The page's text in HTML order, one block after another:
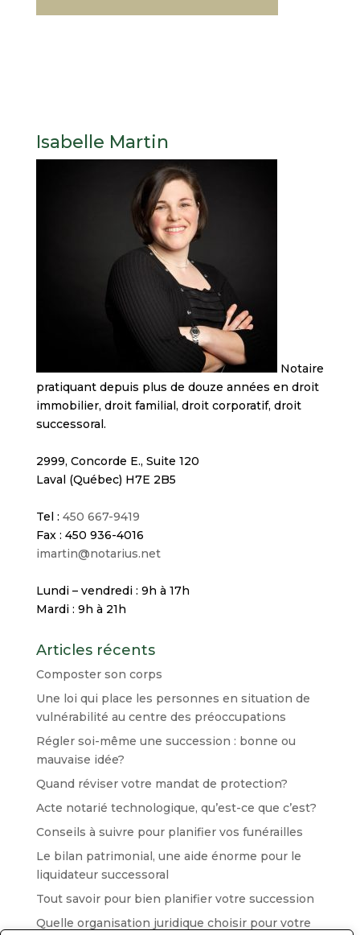
Isabelle Martin
Notaire
pratiquant depuis plus de douze années en droit
immobilier, droit familial, droit corporatif, droit
successoral.
2999, Concorde E., Suite 120
Laval (Québec) H7E 2B5
Tel : 450 667-9419
Fax : 450 936-4016
imartin@notarius.net
Lundi – vendredi : 9h à 17h
Mardi : 9h à 21h
Articles récents
Composter son corps
Une loi qui place les personnes en situation de
vulnérabilité au centre des préoccupations
Régler soi-même une succession : bonne ou
mauvaise idée?
Quand réviser votre mandat de protection?
Acte notarié technologique, qu’est-ce que c’est?
Conseils à suivre pour planifier vos funérailles
Le bilan patrimonial, une aide énorme pour le
liquidateur successoral
Tout savoir pour bien planifier votre succession
Quelle organisation juridique choisir pour votre